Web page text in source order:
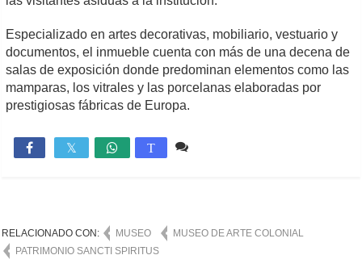
Especializado en artes decorativas, mobiliario, vestuario y
documentos, el inmueble cuenta con más de una decena de
salas de exposición donde predominan elementos como las
mamparas, los vitrales y las porcelanas elaboradas por
prestigiosas fábricas de Europa.
 T
RELACIONADO CON: MUSEO
MUSEO DE ARTE COLONIAL
PATRIMONIO SANCTI SPIRITUS